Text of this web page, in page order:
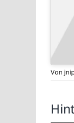
It’s
Von